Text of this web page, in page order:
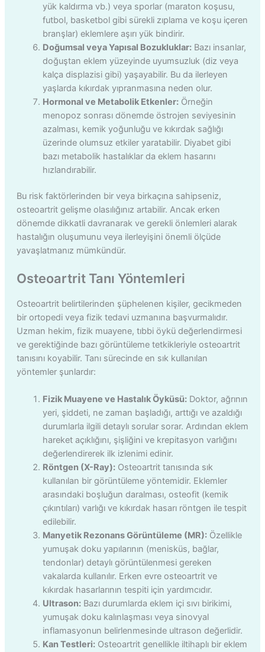
yük kaldırma vb.) veya sporlar (maraton koşusu,
futbol, basketbol gibi sürekli zıplama ve koşu içeren
branşlar) eklemlere aşırı yük bindirir.
Doğumsal veya Yapısal Bozukluklar:Bazı insanlar,
doğuştan eklem yüzeyinde uyumsuzluk (diz veya
kalça displazisi gibi) yaşayabilir. Bu da ilerleyen
yaşlarda kıkırdak yıpranmasına neden olur.
Hormonal ve Metabolik Etkenler:Örneğin
menopoz sonrası dönemde östrojen seviyesinin
azalması, kemik yoğunluğu ve kıkırdak sağlığı
üzerinde olumsuz etkiler yaratabilir. Diyabet gibi
bazı metabolik hastalıklar da eklem hasarını
hızlandırabilir.
Bu risk faktörlerinden bir veya birkaçına sahipseniz,
osteoartrit gelişme olasılığınız artabilir. Ancak erken
dönemde dikkatli davranarak ve gerekli önlemleri alarak
hastalığın oluşumunu veya ilerleyişini önemli ölçüde
yavaşlatmanız mümkündür.
Osteoartrit Tanı Yöntemleri
Osteoartrit belirtilerinden şüphelenen kişiler, gecikmeden
bir ortopedi veya fizik tedavi uzmanına başvurmalıdır.
Uzman hekim, fizik muayene, tıbbi öykü değerlendirmesi
ve gerektiğinde bazı görüntüleme tetkikleriyle osteoartrit
tanısını koyabilir. Tanı sürecinde en sık kullanılan
yöntemler şunlardır:
Fizik Muayene ve Hastalık Öyküsü:Doktor, ağrının
yeri, şiddeti, ne zaman başladığı, arttığı ve azaldığı
durumlarla ilgili detaylı sorular sorar. Ardından eklem
hareket açıklığını, şişliğini ve krepitasyon varlığını
değerlendirerek ilk izlenimi edinir.
Röntgen (X-Ray):Osteoartrit tanısında sık
kullanılan bir görüntüleme yöntemidir. Eklemler
arasındaki boşluğun daralması, osteofit (kemik
çıkıntıları) varlığı ve kıkırdak hasarı röntgen ile tespit
edilebilir.
Manyetik Rezonans Görüntüleme (MR):Özellikle
yumuşak doku yapılarının (menisküs, bağlar,
tendonlar) detaylı görüntülenmesi gereken
vakalarda kullanılır. Erken evre osteoartrit ve
kıkırdak hasarlarının tespiti için yardımcıdır.
Ultrason:Bazı durumlarda eklem içi sıvı birikimi,
yumuşak doku kalınlaşması veya sinovyal
inflamasyonun belirlenmesinde ultrason değerlidir.
Kan Testleri:Osteoartrit genellikle iltihaplı bir eklem